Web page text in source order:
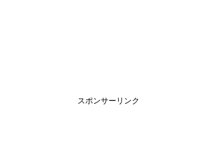
スポンサーリンク